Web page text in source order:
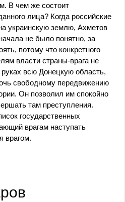
В чем же состоит
лица? Когда российские
украинскую землю, Ахметов
не было понятно, за
потому что конкретного
власти страны-врага не
всю Донецкую область,
свободному передвижению
Он позволил им спокойно
там преступления.
государственных
врагам наступать
врагом.